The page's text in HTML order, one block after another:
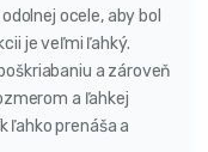
ocele, aby bol
je veľmi ľahký.
a zároveň
a ľahkej
ľahko prenáša a